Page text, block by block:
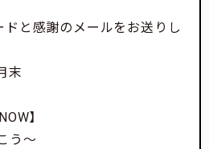
と感謝のメールをお送りし
末
】
う～